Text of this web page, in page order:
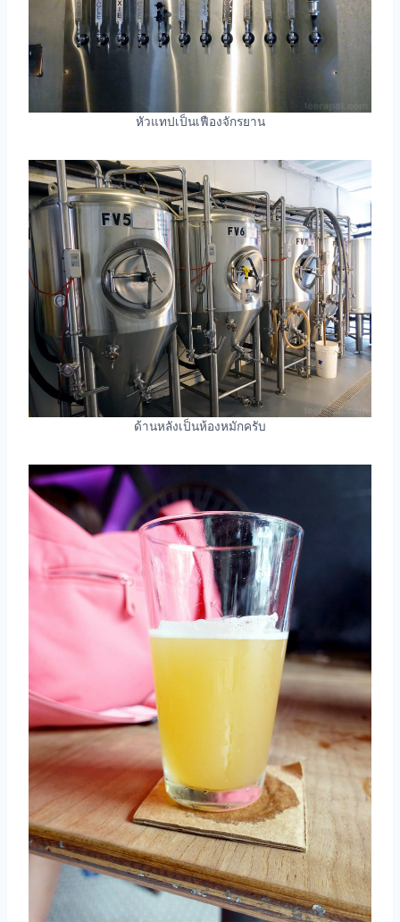
หัวแทปเป็นเฟืองจักรยาน
ด้านหลังเป็นห้องหมักครับ